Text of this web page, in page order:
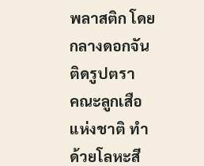
พลาสติก โดย
กลางดอกจัน
ติดรูปตรา
คณะลูกเสือ
แห่งชาติ ทำ
ด้วยโลหะสี